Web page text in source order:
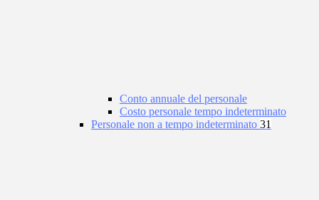
Conto annuale del personale
Costo personale tempo indeterminato
Personale non a tempo indeterminato 31